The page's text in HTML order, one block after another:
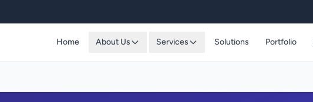
Home About Us Services Solutions Portfolio